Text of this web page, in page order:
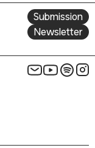
Submission
Newsletter